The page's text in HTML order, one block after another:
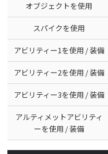
オブジェクトを使用
スパイクを使用
アビリティー1を使用 / 装備
アビリティー2を使用 / 装備
アビリティー3を使用 / 装備
アルティメットアビリティ
ーを使用 / 装備